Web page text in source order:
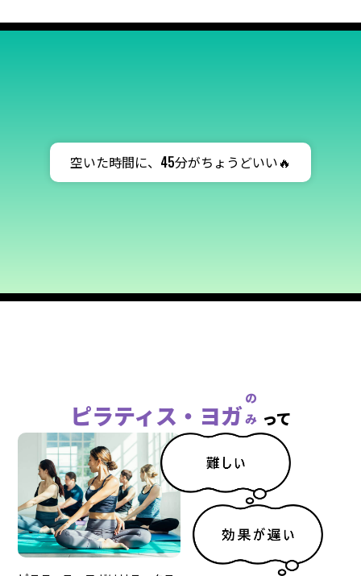
空いた時間に、45分がちょうどいい🔥
ピラティス・ヨガのみ って